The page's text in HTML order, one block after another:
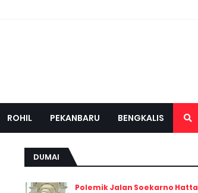
ROHIL PEKANBARU BENGKALIS
DUMAI
Polemik Jalan Soekarno Hatta